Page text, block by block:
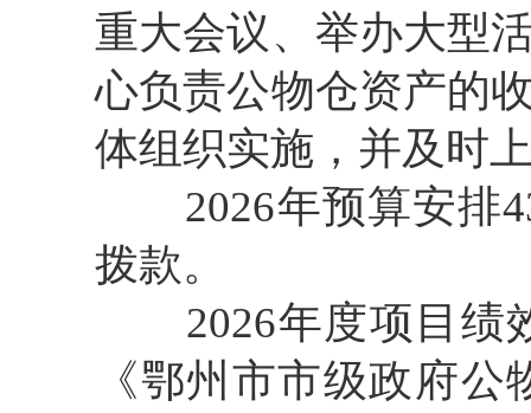
重大会议、举办大型
心负责公物仓资产的
体组织实施，并及时
2026年预算安排
拨款。
2026年度项目绩
《鄂州市市级政府